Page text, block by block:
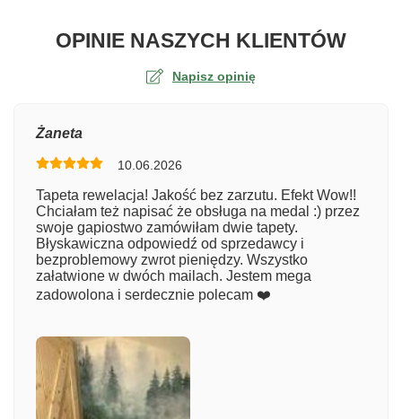
OPINIE NASZYCH KLIENTÓWO
Napisz opinię
Numer zamówienia
Imię
Żaneta
10.06.2026
Tapeta rewelacja! Jakość bez zarzutu. Efekt Wow!!
Chciałam też napisać że obsługa na medal :) przez
swoje gapiostwo zamówiłam dwie tapety.
Błyskawiczna odpowiedź od sprzedawcy i
bezproblemowy zwrot pieniędzy. Wszystko
załatwione w dwóch mailach. Jestem mega
zadowolona i serdecznie polecam ❤️